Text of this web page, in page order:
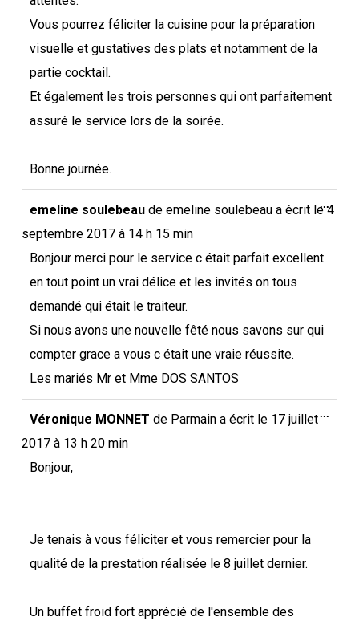
Vous pourrez féliciter la cuisine pour la préparation
visuelle et gustatives des plats et notamment de la
partie cocktail.
Et également les trois personnes qui ont parfaitement
assuré le service lors de la soirée.
Bonne journée.
emeline soulebeau de emeline soulebeau a écrit le4
septembre 2017 à 14 h 15 min
Bonjour merci pour le service c était parfait excellent
en tout point un vrai délice et les invités on tous
demandé qui était le traiteur.
Si nous avons une nouvelle fêté nous savons sur qui
compter grace a vous c était une vraie réussite.
Les mariés Mr et Mme DOS SANTOS
...
cette
Véronique MONNET de Parmain a écrit le17 juillet
2017 à 13 h 20 min
Bonjour,
Je tenais à vous féliciter et vous remercier pour la
qualité de la prestation réalisée le 8 juillet dernier.
Un buffet froid fort apprécié de l'ensemble des
...